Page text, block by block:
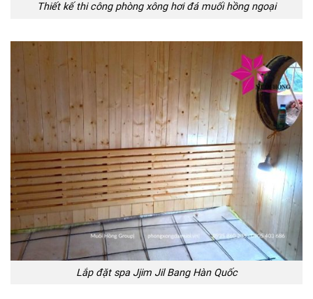
Thiết kế thi công phòng xông hơi đá muối hồng ngoại
Lắp đặt spa Jjim Jil Bang Hàn Quốc